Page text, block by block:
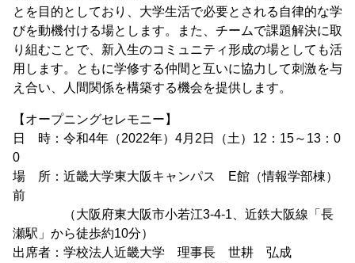
とを目的としており、大学生活で必要とされる自律的な学
びを動機付ける場とします。また、チームで課題解決に取
り組むことで、新入生のコミュニティ形成の場としても活
用します。ともに学修する仲間と互いに協力して刺激を与
え合い、⼈間関係を構築する機会を提供します。
【オープニングセレモニー】
日 時：令和4年（2022年）4月2日（土）12：15～13：0
0
場 所：近畿大学東大阪キャンパス E館（情報学部棟）
前
（大阪府東大阪市小若江3-4-1、近鉄大阪線「長
瀬駅」から徒歩約10分）
出席者：学校法人近畿大学 理事長 世耕 弘成